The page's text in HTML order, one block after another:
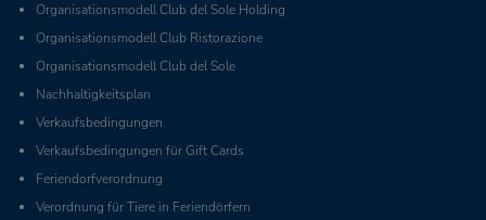
Organisationsmodell Club del Sole Holding
Organisationsmodell Club Ristorazione
Organisationsmodell Club del Sole
Nachhaltigkeitsplan
Verkaufsbedingungen
Verkaufsbedingungen für Gift Cards
Feriendorfverordnung
Verordnung für Tiere in Feriendörfern